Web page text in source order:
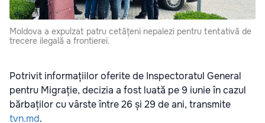
Moldova a expulzat patru cetățeni nepalezi pentru tentativă de
trecere ilegală a frontierei.
Potrivit informațiilor oferite de Inspectoratul General
pentru Migrație, decizia a fost luată pe 9 iunie în cazul
bărbaților cu vârste între 26 și 29 de ani, transmite
tvn.md.